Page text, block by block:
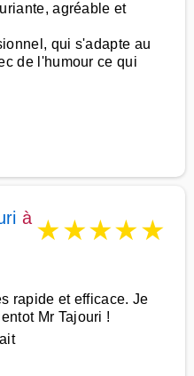
agréable et
qui s'adapte au
de l'humour ce qui
à ★★★★★
rapide et efficace. Je
Mr Tajouri !